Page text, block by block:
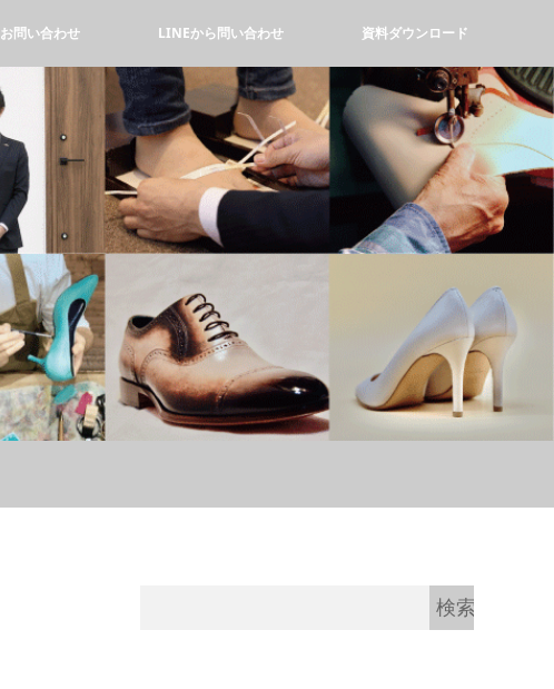
お問い合わせ LINEから問い合わせ 資料ダウンロード